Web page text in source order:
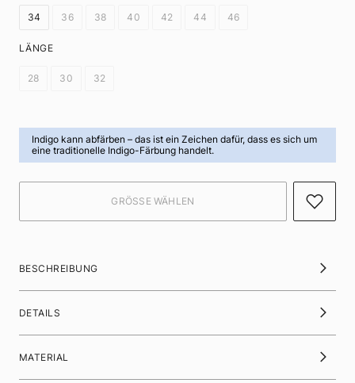
34
36 38 40 42 44 46
LÄNGE
28 30 32
Indigo kann abfärben – das ist ein Zeichen dafür, dass es sich um
eine traditionelle Indigo-Färbung handelt.
BESCHREIBUNG
DETAILS
MATERIAL